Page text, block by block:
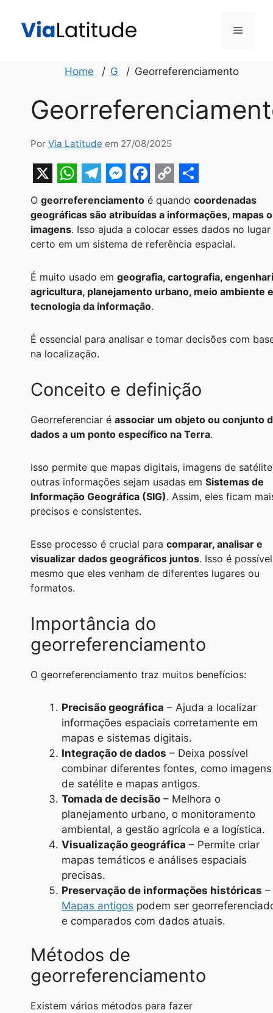
Menu
Home G Georreferenciamento
Por Via Latitude em 27/08/2025
X W
h
a
t
s
A
p
T
e
l
e
g
r
a
M
e
s
s
e
n
g
r
F
a
c
e
b
o
o
C
o
p
y
L
i
S
h
a
r
e
O georreferenciamento é quando coordenadas
geográficas são atribuídas a informações, mapas
imagens. Isso ajuda a colocar esses dados no lugar
certo em um sistema de referência espacial.
É muito usado em geografia, cartografia,
agricultura, planejamento urbano, meio ambiente e
tecnologia da informação.
É essencial para analisar e tomar decisões com
na localização.
Conceito e definição
Georreferenciar é associar um objeto ou conjunto
dados a um ponto específico na Terra.
Isso permite que mapas digitais, imagens de
outras informações sejam usadas em Sistemas de
Informação Geográfica (SIG). Assim, eles ficam
precisos e consistentes.
Esse processo é crucial para comparar, analisar e
visualizar dados geográficos juntos. Isso é
mesmo que eles venham de diferentes lugares ou
formatos.
Importância do
georreferenciamento
O georreferenciamento traz muitos benefícios:
Precisão geográfica – Ajuda a localizar
informações espaciais corretamente em
mapas e sistemas digitais.
Integração de dados – Deixa possível
combinar diferentes fontes, como imagens
de satélite e mapas antigos.
Tomada de decisão – Melhora o
planejamento urbano, o monitoramento
ambiental, a gestão agrícola e a logística.
Visualização geográfica – Permite criar
mapas temáticos e análises espaciais
precisas.
Preservação de informações históricas –
Mapas antigos podem ser
e comparados com dados atuais.
Métodos de
georreferenciamento
Existem vários métodos para fazer